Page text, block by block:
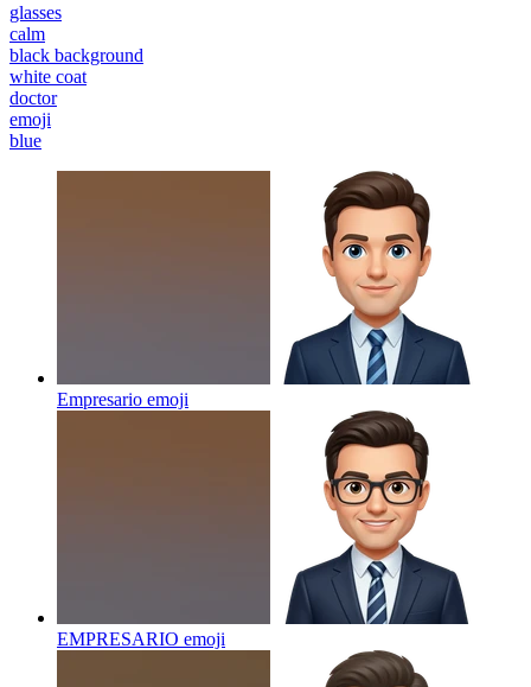
glasses
calm
black background
white coat
doctor
emoji
blue
Empresario emoji
EMPRESARIO emoji